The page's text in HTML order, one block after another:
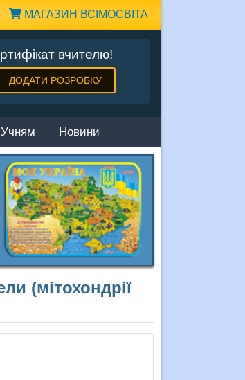
МАГАЗИН ВСІМОСВІТА
вчителю!
ДОДАТИ РОЗРОБКУ
Учням Новини
(мітохондрії